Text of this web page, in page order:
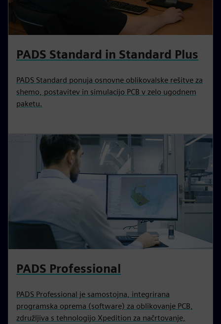
PADS Standard in Standard Plus
PADS Standard ponuja osnovne oblikovalske rešitve za
shemo, postavitev in simulacijo PCB v zelo ugodnem
paketu.
PADS Professional
PADS Professional je samostojna, integrirana
programska oprema (software) za oblikovanje PCB,
združljiva s tehnologijo Xpedition za načrtovanje,